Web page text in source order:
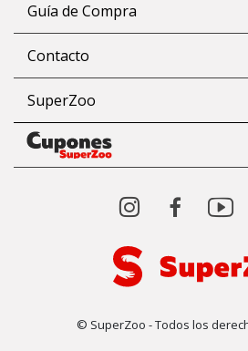
Guía de Compra
Contacto
SuperZoo
© SuperZoo - Todos los